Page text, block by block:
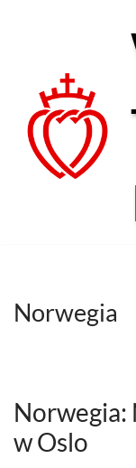
treści
Norwegia
Norwegia:
w Oslo